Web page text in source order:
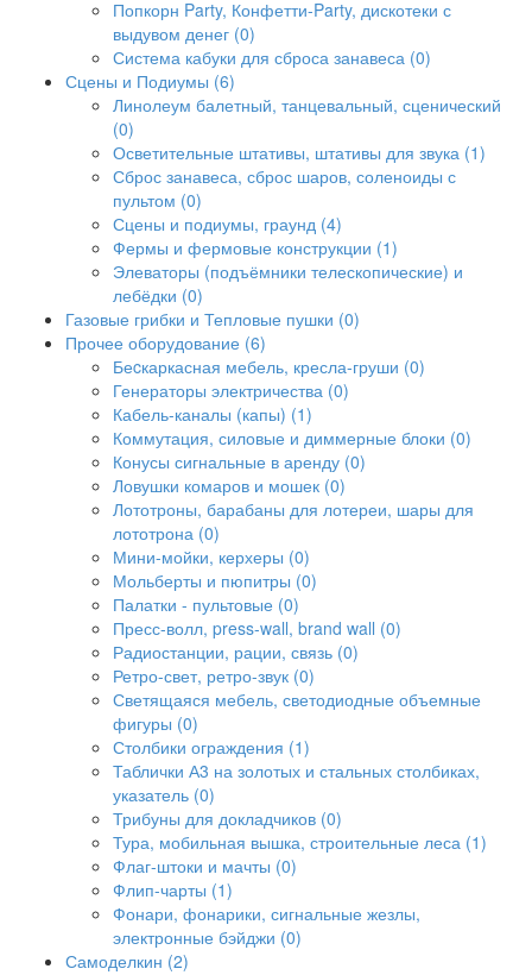
Попкорн Party, Конфетти-Party, дискотеки с
выдувом денег (0)
Система кабуки для сброса занавеса (0)
Сцены и Подиумы (6)
Линолеум балетный, танцевальный, сценический
(0)
Осветительные штативы, штативы для звука (1)
Сброс занавеса, сброс шаров, соленоиды с
пультом (0)
Сцены и подиумы, граунд (4)
Фермы и фермовые конструкции (1)
Элеваторы (подъёмники телескопические) и
лебёдки (0)
Газовые грибки и Тепловые пушки (0)
Прочее оборудование (6)
Беcкаркасная мебель, кресла-груши (0)
Генераторы электричества (0)
Кабель-каналы (капы) (1)
Коммутация, силовые и диммерные блоки (0)
Конусы сигнальные в аренду (0)
Ловушки комаров и мошек (0)
Лототроны, барабаны для лотереи, шары для
лототрона (0)
Мини-мойки, керхеры (0)
Мольберты и пюпитры (0)
Палатки - пультовые (0)
Пресс-волл, press-wall, brand wall (0)
Радиостанции, рации, связь (0)
Ретро-свет, ретро-звук (0)
Светящаяся мебель, светодиодные объемные
фигуры (0)
Столбики ограждения (1)
Таблички А3 на золотых и стальных столбиках,
указатель (0)
Трибуны для докладчиков (0)
Тура, мобильная вышка, строительные леса (1)
Флаг-штоки и мачты (0)
Флип-чарты (1)
Фонари, фонарики, сигнальные жезлы,
электронные бэйджи (0)
Самоделкин (2)